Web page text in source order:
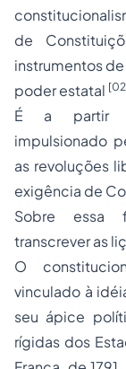
de
instrumentos
poder estatal
É a partir
impulsionado
as revoluções
exigência de
Sobre essa
transcrever as
O
vinculado à
seu ápice
rígidas dos